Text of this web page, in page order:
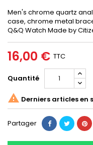
Men's chrome quartz
case, chrome metal
Q&Q Watch Made by
16,00 € TTC
Quantité
 Derniers articles en
Partager